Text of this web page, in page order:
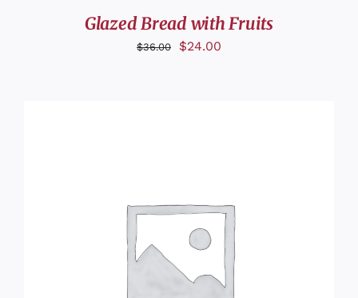
Glazed Bread with Fruits
$36.00 $24.00
DÉTAILS